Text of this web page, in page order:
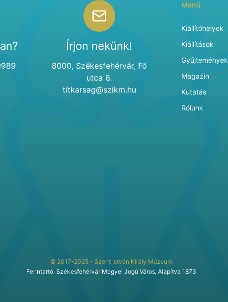
Írjon nekünk!
8000, Székesfehérvár, Fő
utca 6.
titkarsag@szikm.hu
Menü
Kiállítóhelyek
Kiállítások
Gyűjtemények
Magazin
Kutatás
Rólunk
© 2017-2025 - Szent István Király Múzeum
Fenntartó: Székesfehérvár Megyei Jogú Város, Alapítva 1873